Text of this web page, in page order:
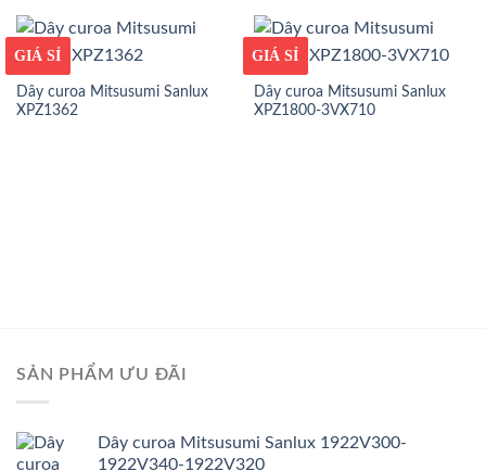
GIÁ TỐT
GIÁ SỈ
Dây curoa Mitsusumi Sanlux
XPZ1362
GIÁ TỐT
GIÁ SỈ
Dây curoa Mitsusumi Sanlux
XPZ1800-3VX710
SẢN PHẨM ƯU ĐÃI
Dây curoa Mitsusumi Sanlux 1922V300-
1922V340-1922V320